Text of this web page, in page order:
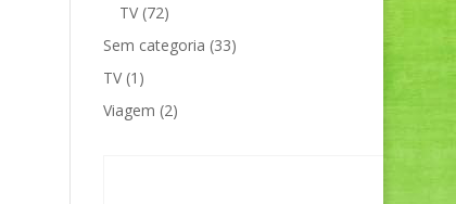
TV(72)
Sem categoria (33)
TV(1)
Viagem (2)